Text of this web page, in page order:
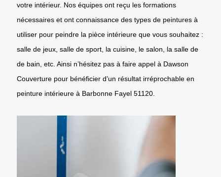
votre intérieur. Nos équipes ont reçu les formations
nécessaires et ont connaissance des types de peintures à
utiliser pour peindre la pièce intérieure que vous souhaitez :
salle de jeux, salle de sport, la cuisine, le salon, la salle de
de bain, etc. Ainsi n’hésitez pas à faire appel à Dawson
Couverture pour bénéficier d’un résultat irréprochable en
peinture intérieure à Barbonne Fayel 51120.